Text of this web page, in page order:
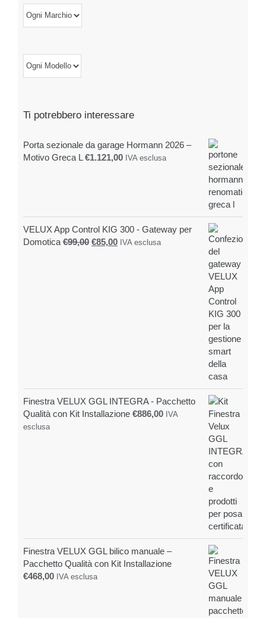
Ti potrebbero interessare
Porta sezionale da garage Hormann 2026 –
Motivo Greca L €1.121,00 IVA esclusa
VELUX App Control KIG 300 - Gateway per
Domotica €99,00 Il
€85,00IlIVA esclusa
Finestra VELUX GGL INTEGRA - Pacchetto
Qualità con Kit Installazione €886,00 IVA
esclusa
Finestra VELUX GGL bilico manuale –
Pacchetto Qualità con Kit Installazione
€468,00 IVA esclusa